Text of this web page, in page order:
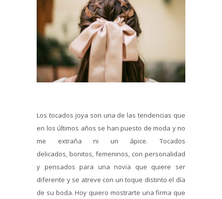
Los tocados joya son una de las tendencias que
en los últimos años se han puesto de moda y no
me extraña ni un ápice. Tocados
delicados, bonitos, femeninos, con personalidad
y pensados para una novia que quiere ser
diferente y se atreve con un toque distinto el día
de su boda. Hoy quiero mostrarte una firma que